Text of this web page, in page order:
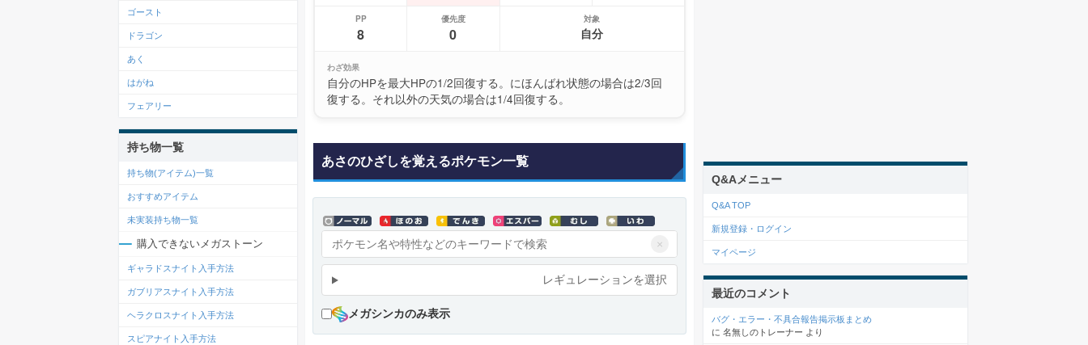
PP
8
優先度
0
対象
自分
わざ効果
自分のHPを最大HPの1/2回復する。にほんばれ状態の場合は2/3回
復する。それ以外の天気の場合は1/4回復する。
あさのひざしを覚えるポケモン一覧
×
レギュレーションを選択
メガシンカのみ表示
ゴースト
ドラゴン
あく
はがね
フェアリー
持ち物一覧
持ち物(アイテム)一覧
おすすめアイテム
未実装持ち物一覧
購入できないメガストーン
ギャラドスナイト入手方法
ガブリアスナイト入手方法
ヘラクロスナイト入手方法
スピアナイト入手方法
Q&Aメニュー
Q&A TOP
新規登録・ログイン
マイページ
最近のコメント
バグ・エラー・不具合報告掲示板まとめ
に 名無しのトレーナー より